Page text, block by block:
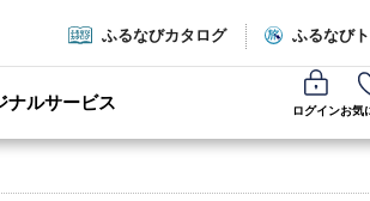
ふるなびカタログ ふるなび
ナルサービス ログインお気